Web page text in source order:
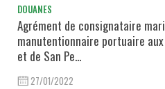
DOUANES
Agrément de consignataire
manutentionnaire portuaire
et de San Pe...
27/01/2022